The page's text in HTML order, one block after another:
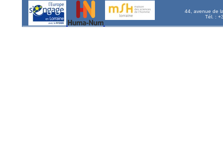
44, avenue de
Tél. :